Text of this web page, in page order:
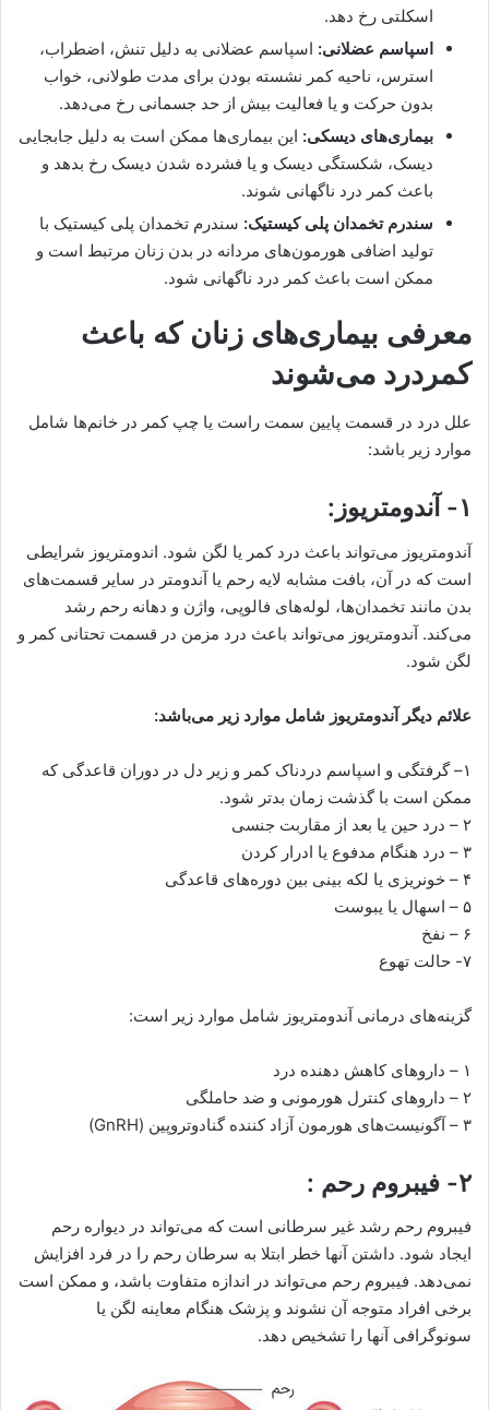
اسکلتی رخ دهد.
اسپاسم عضلانی: اسپاسم عضلانی به دلیل تنش، اضطراب،
استرس، ناحیه کمر نشسته بودن برای مدت طولانی، خواب
بدون حرکت و یا فعالیت بیش از حد جسمانی رخ می‌دهد.
بیماری‌های دیسکی: این بیماری‌ها ممکن است به دلیل جابجایی
دیسک، شکستگی دیسک و یا فشرده شدن دیسک رخ بدهد و
باعث کمر درد ناگهانی شوند.
سندرم تخمدان پلی کیستیک: سندرم تخمدان پلی کیستیک با
تولید اضافی هورمون‌های مردانه در بدن زنان مرتبط است و
ممکن است باعث کمر درد ناگهانی شود.
معرفی بیماری‌های زنان که باعث
کمردرد می‌شوند
علل درد در قسمت پایین سمت راست یا چپ کمر در خانم‌ها شامل
موارد زیر باشد:
۱- آندومتریوز:
آندومتریوز می‌تواند باعث درد کمر یا لگن شود. اندومتریوز شرایطی
است که در آن، بافت مشابه لایه رحم یا آندومتر در سایر قسمت‌های
بدن مانند تخمدان‌ها، لوله‌های فالوپی، واژن و دهانه رحم رشد
می‌کند. آندومتریوز می‌تواند باعث درد مزمن در قسمت تحتانی کمر و
لگن شود.
علائم دیگر آندومتریوز شامل موارد زیر می‌باشد:
۱– گرفتگی و اسپاسم دردناک کمر و زیر دل در دوران قاعدگی که
ممکن است با گذشت زمان بدتر شود.
۲ – درد حین یا بعد از مقاربت جنسی
۳ – درد هنگام مدفوع یا ادرار کردن
۴ – خونریزی یا لکه بینی بین دور‌ه‌های قاعدگی
۵ – اسهال یا یبوست
۶ – نفخ
۷- حالت تهوع
گزینه‌های درمانی آندومتریوز شامل موارد زیر است:
۱ – داروهای کاهش دهنده درد
۲ – داروهای کنترل هورمونی و ضد حاملگی
۳ – آگونیست‌های هورمون آزاد کننده گنادوتروپین (GnRH)
۲- فیبروم رحم :
فیبروم رحم رشد غیر سرطانی است که می‌تواند در دیواره رحم
ایجاد شود. داشتن آنها خطر ابتلا به سرطان رحم را در فرد افزایش
نمی‌دهد. فیبروم رحم می‌تواند در اندازه متفاوت باشد، و ممکن است
برخی افراد متوجه آن نشوند و پزشک هنگام معاینه لگن یا
سونوگرافی آنها را تشخیص دهد.